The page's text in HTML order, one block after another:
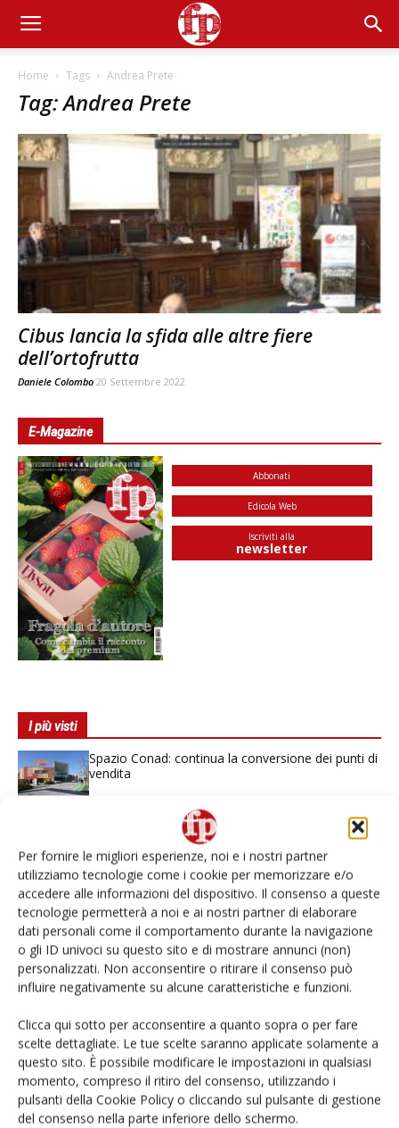
Per fornire le migliori esperienze, noi e i nostri partner
utilizziamo tecnologie come i cookie per memorizzare e/o
accedere alle informazioni del dispositivo. Il consenso a queste
tecnologie permetterà a noi e ai nostri partner di elaborare
dati personali come il comportamento durante la navigazione
o gli ID univoci su questo sito e di mostrare annunci (non)
personalizzati. Non acconsentire o ritirare il consenso può
influire negativamente su alcune caratteristiche e funzioni.
Clicca qui sotto per acconsentire a quanto sopra o per fare
scelte dettagliate. Le tue scelte saranno applicate solamente a
questo sito. È possibile modificare le impostazioni in qualsiasi
momento, compreso il ritiro del consenso, utilizzando i
pulsanti della Cookie Policy o cliccando sul pulsante di gestione
del consenso nella parte inferiore dello schermo.
Home Tags Andrea Prete
Tag: Andrea Prete
Cibus lancia la sfida alle altre fiere
dell’ortofrutta
Daniele Colombo 20 Settembre 2022
E-Magazine
Abbonati
Edicola Web
Iscriviti alla
newsletter
I più visti
Spazio Conad: continua la conversione dei punti di
vendita
Non è una susina: è Metis… e può rivoluzionare la
Andamento prezzi ortofrutta in Italia al 27 luglio
2026
Leonardo Odorizzi: “Dobbiamo creare stupore nel
punto di vendita” #vocidellortofrutta
Known-You Seed Europa e Consorzio Dolce
Passione puntano sull’innovazione del cocomero